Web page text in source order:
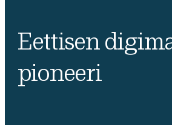
Eettisen
pioneeri